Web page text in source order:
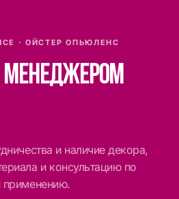
· ОЙСТЕР ОПЬЮЛЕНС
менеджером
и наличие декора,
и консультацию по
применению.